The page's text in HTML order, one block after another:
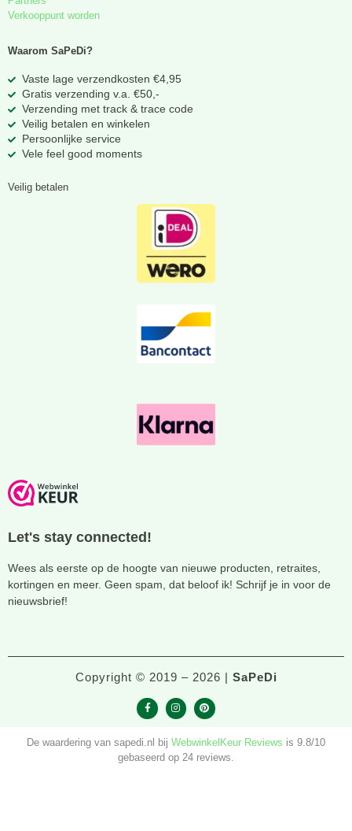
Verkooppunt worden
Waarom SaPeDi?
Vaste lage verzendkosten €4,95
Gratis verzending v.a. €50,-
Verzending met track & trace code
Veilig betalen en winkelen
Persoonlijke service
Vele feel good moments
Veilig betalen
Let's stay connected!
Wees als eerste op de hoogte van nieuwe producten, retraites,
kortingen en meer. Geen spam, dat beloof ik! Schrijf je in voor de
nieuwsbrief!
Copyright © 2019 – 2026 | SaPeDi
F
e
b
I
s
t
a
g
P
n
t
e
De waardering van sapedi.nl bij WebwinkelKeur Reviews is 9.8/10
gebaseerd op 24 reviews.